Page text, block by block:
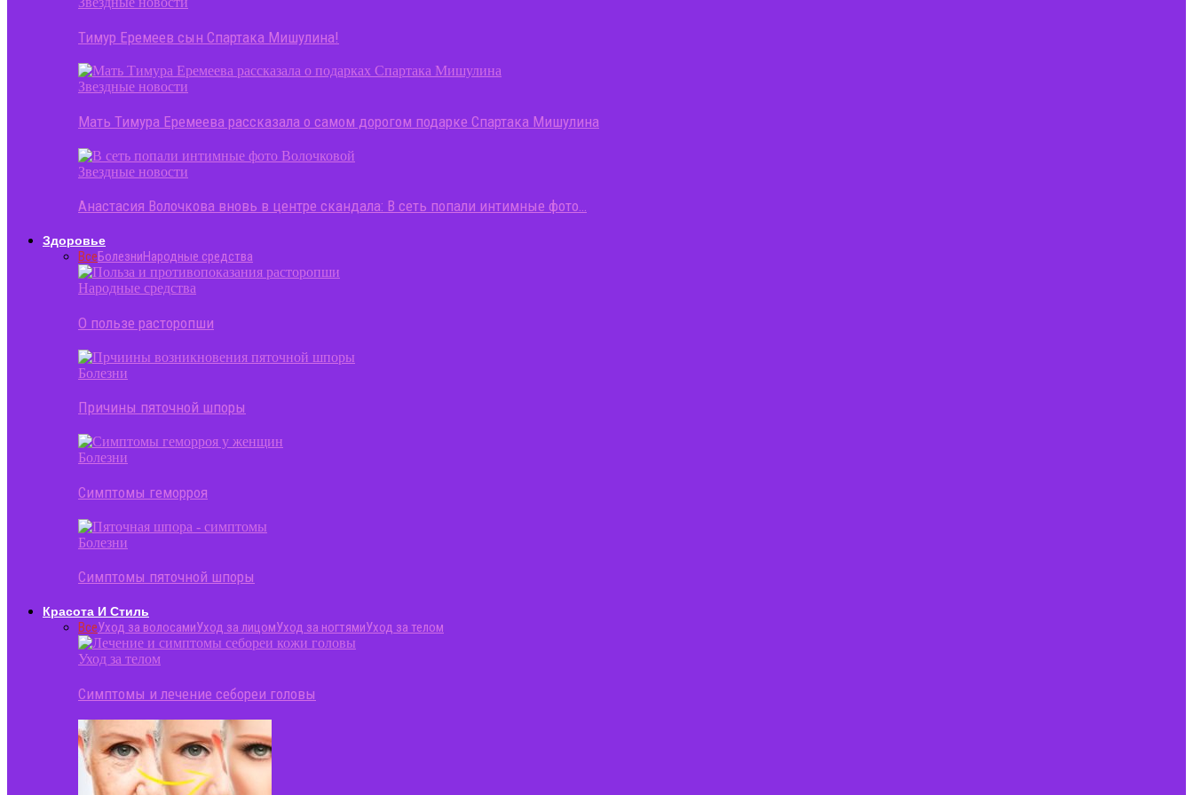
Тимур Еремеев сын Спартака Мишулина!
Звездные новости
Мать Тимура Еремеева рассказала о самом дорогом подарке Спартака Мишулина
Звездные новости
Анастасия Волочкова вновь в центре скандала: В сеть попали интимные фото…
Здоровье
ВсеБолезниНародные средства
Народные средства
О пользе расторопши
Болезни
Причины пяточной шпоры
Болезни
Симптомы геморроя
Болезни
Симптомы пяточной шпоры
Красота И Стиль
ВсеУход за волосамиУход за лицомУход за ногтямиУход за телом
Уход за телом
Симптомы и лечение себореи головы